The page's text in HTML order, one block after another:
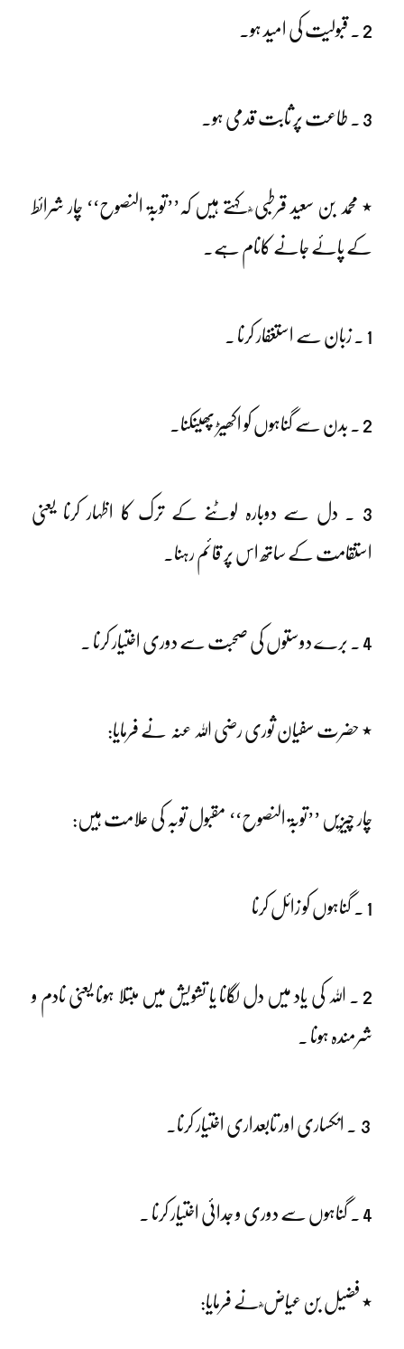
2 ۔ قبولیت کی امید ہو۔
3 ۔ طاعت پر ثابت قدمی ہو۔
٭ محمد بن سعید قرطبی ؓ کہتے ہیں کہ’’توبۃ النصوح‘‘ چار شرائط
کے پائے جانے کانام ہے۔
1 ۔ زبان سے استغفار کرنا ۔
2 ۔ بدن سے گناہوں کو اکھیڑ پھینکنا۔
3 ۔ دل سے دوبارہ لوٹنے کے ترک کا اظہار کرنا یعنی
استقامت کے ساتھ اس پر قائم رہنا۔
4 ۔ برے دوستوں کی صحبت سے دوری اختیار کرنا ۔
٭ حضرت سفیان ثوری رضی اللہ عنہ نے فرمایا:
چار چیزیں ’’توبۃ النصوح‘‘ مقبول توبہ کی علامت ہیں:
1 ۔ گناہوں کو زائل کرنا
2 ۔ اللہ کی یاد میں دل لگانا یا تشویش میں مبتلا ہونا یعنی نادم و
شرمندہ ہونا ۔
4 ۔ گناہوں سے دوری و جدائی اختیار کرنا ۔
٭ فضیل بن عیاض ؓ نے فرمایا: